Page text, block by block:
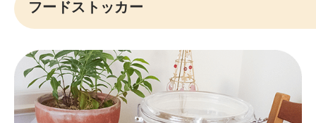
フードストッカー